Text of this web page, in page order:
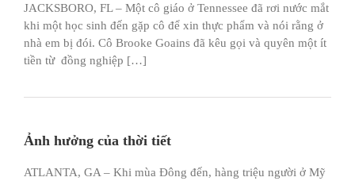
JACKSBORO, FL – Một cô giáo ở Tennessee đã rơi nước mắt
khi một học sinh đến gặp cô để xin thực phẩm và nói rằng ở
nhà em bị đói. Cô Brooke Goains đã kêu gọi và quyên một ít
tiền từ đồng nghiệp […]
Ảnh hưởng của thời tiết
ATLANTA, GA – Khi mùa Đông đến, hàng triệu người ở Mỹ